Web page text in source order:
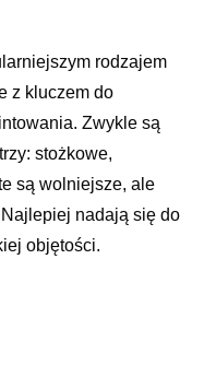
rodzajem
z kluczem do
Zwykle są
stożkowe,
są wolniejsze, ale
nadają się do
objętości.